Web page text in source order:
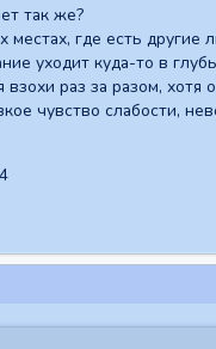
так же?
где есть
уходит куда-то в
раз за разом,
чувство слабости,